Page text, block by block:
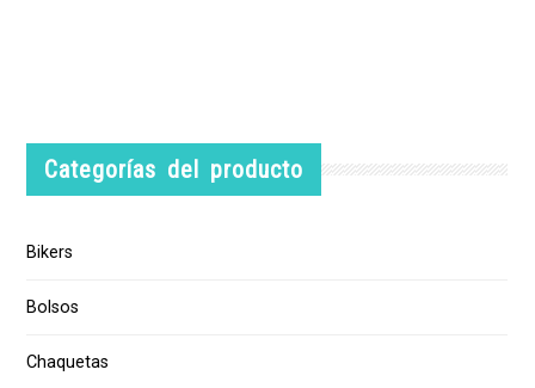
Categorías del producto
Bikers
Bolsos
Chaquetas